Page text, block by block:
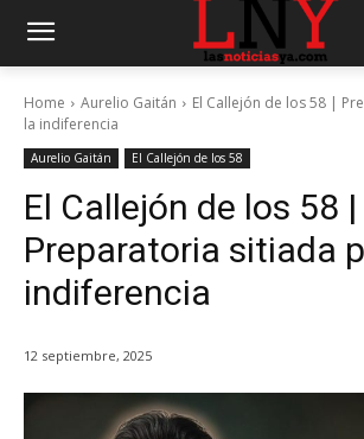
Home Aurelio Gaitán
El Callejón de los 58 |
la indiferencia
Aurelio Gaitán El Callejón de los 58
El Callejón de los 58 |
Preparatoria sitiada
indiferencia
12 septiembre, 2025